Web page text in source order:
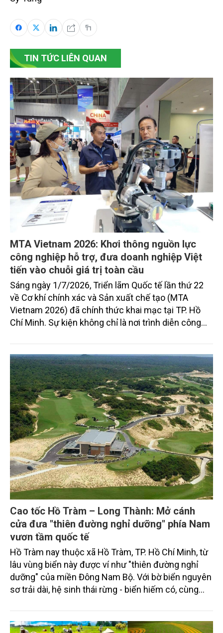
TIN TỨC LIÊN QUAN
MTA Vietnam 2026: Khơi thông nguồn lực
công nghiệp hỗ trợ, đưa doanh nghiệp Việt
tiến vào chuỗi giá trị toàn cầu
Sáng ngày 1/7/2026, Triển lãm Quốc tế lần thứ 22
về Cơ khí chính xác và Sản xuất chế tạo (MTA
Vietnam 2026) đã chính thức khai mạc tại TP. Hồ
Chí Minh. Sự kiện không chỉ là nơi trình diễn công
nghiệp nội địa hiện thực hóa mục tiêu tham gia sâu
vào mạng lưới sản xuất thông minh thế giới.
Cao tốc Hồ Tràm – Long Thành: Mở cánh
cửa đưa "thiên đường nghỉ dưỡng" phía Nam
vươn tầm quốc tế
Hồ Tràm nay thuộc xã Hồ Tràm, TP. Hồ Chí Minh, từ
lâu vùng biển này được ví như "thiên đường nghỉ
dưỡng" của miền Đông Nam Bộ. Với bờ biển nguyên
sơ trải dài, hệ sinh thái rừng - biển hiếm có, cùng
thành điểm đến của du khách trong và ngoài nước.
Tuy nhiên, trong nhiều năm qua, tiềm năng ấy vẫn